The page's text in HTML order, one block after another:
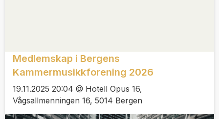
Medlemskap i Bergens
Kammermusikkforening 2026
19.11.2025 20:04 @ Hotell Opus 16,
Vågsallmenningen 16, 5014 Bergen